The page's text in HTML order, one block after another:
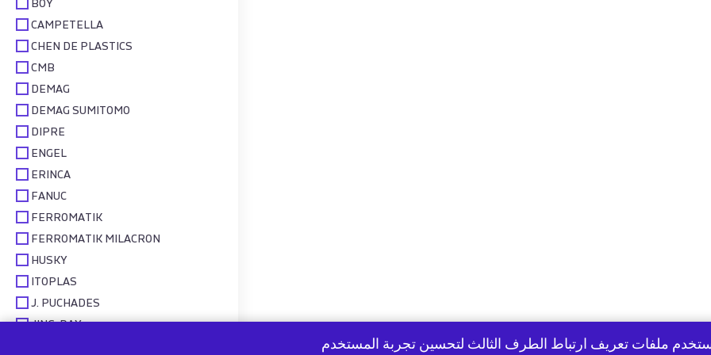
BOY
CAMPETELLA
CHEN DE PLASTICS
CMB
DEMAG
DEMAG SUMITOMO
DIPRE
ENGEL
ERINCA
FANUC
FERROMATIK
FERROMATIK MILACRON
HUSKY
ITOPLAS
J. PUCHADES
JING-DAY
ملفات تعريف ارتباط الطرف الثالث لتحسين تجربة المستخدم